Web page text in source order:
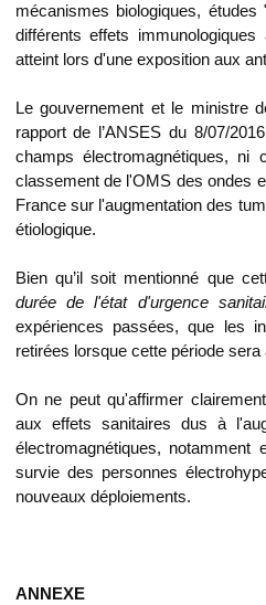
mécanismes biologiques,
différents effets
atteint lors d'une exposition aux
Le gouvernement et le ministre
rapport de l’ANSES du 8/07/
champs électromagnétiques,
classement de l'OMS des ondes
France sur l'augmentation des
étiologique.
Bien qu’il soit mentionné que
durée de l'état d'urgence
expériences passées, que les
retirées lorsque cette période sera
On ne peut qu'affirmer
aux effets sanitaires dus à
électromagnétiques,
survie des personnes
nouveaux déploiements.
ANNEXE